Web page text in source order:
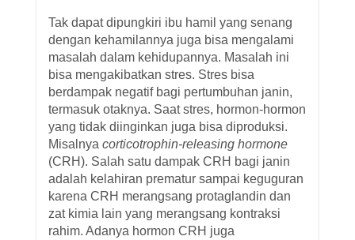
Tak dapat dipungkiri ibu hamil yang senang
dengan kehamilannya juga bisa mengalami
masalah dalam kehidupannya. Masalah ini
bisa mengakibatkan stres. Stres bisa
berdampak negatif bagi pertumbuhan janin,
termasuk otaknya. Saat stres, hormon-hormon
yang tidak diinginkan juga bisa diproduksi.
Misalnya corticotrophin-releasing hormone
(CRH). Salah satu dampak CRH bagi janin
adalah kelahiran prematur sampai keguguran
karena CRH merangsang protaglandin dan
zat kimia lain yang merangsang kontraksi
rahim. Adanya hormon CRH juga